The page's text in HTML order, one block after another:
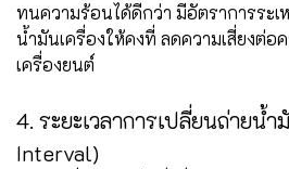
ทนความร้อนได้ดีกว่า มีอัตราการระเ
น้ำมันเครื่องให้คงที่ ลดความเสี่ยงต่อ
เครื่องยนต์
4. ระยะเวลาการเปลี่ยนถ่ายน้ำ
Interval)